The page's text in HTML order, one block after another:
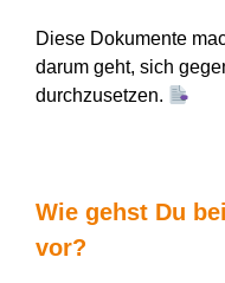
Diese Dokumente
darum geht, sich
durchzusetzen.
Wie gehst Du
vor?